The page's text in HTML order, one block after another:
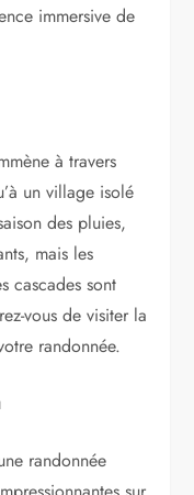
immersive de
à travers
un village isolé
des pluies,
mais les
cascades sont
vous de visiter la
randonnée.
randonnée